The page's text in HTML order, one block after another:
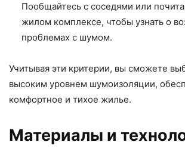
Пообщайтесь с соседями или
жилом комплексе, чтобы узнать о
проблемах с шумом.
Учитывая эти критерии, вы сможете
высоким уровнем шумоизоляции,
комфортное и тихое жилье.
Материалы и